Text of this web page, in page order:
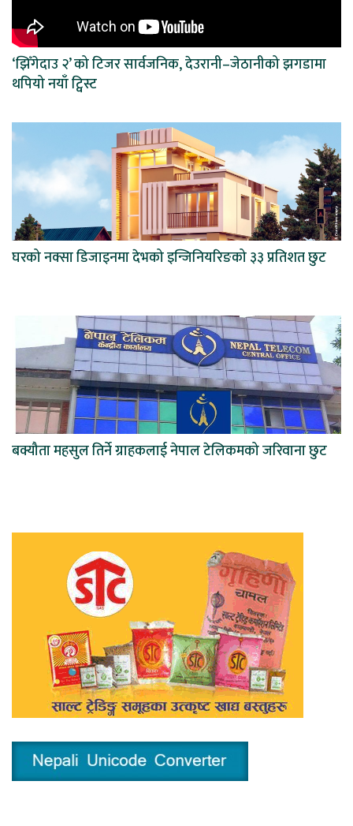
‘झिँगेदाउ २’ को टिजर सार्वजनिक, देउरानी–जेठानीको झगडामा
थपियो नयाँ ट्विस्ट
घरको नक्सा डिजाइनमा देभको इन्जिनियरिङको ३३ प्रतिशत छुट
बक्यौता महसुल तिर्ने ग्राहकलाई नेपाल टेलिकमको जरिवाना छुट